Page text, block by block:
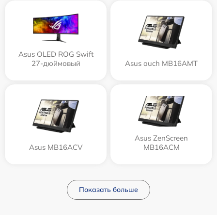
Asus OLED ROG Swift
27-дюймовый
Asus ouch MB16AMT
Asus MB16ACV
Asus ZenScreen
MB16ACM
Показать больше